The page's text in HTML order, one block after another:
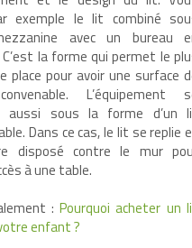
exemple le lit combiné
avec un bureau
la forme qui permet le
place pour avoir une surface
L’équipement
aussi sous la forme d’un
Dans ce cas, le lit se replie
disposé contre le mur
à une table.
:Pourquoi acheter un
enfant ?